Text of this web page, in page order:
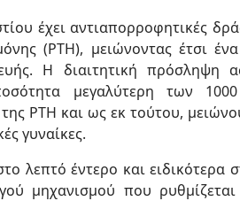
έχει αντιαπορροφητικές
(ΡΤΗ), μειώνοντας έτσι ένα
Η διαιτητική πρόσληψη
μεγαλύτερη των
ΡΤΗ και ως εκ τούτου,
γυναίκες.
λεπτό έντερο και ειδικότερα
μηχανισμού που